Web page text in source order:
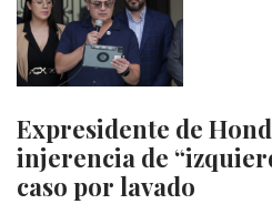
Expresidente de
injerencia de
caso por lavado